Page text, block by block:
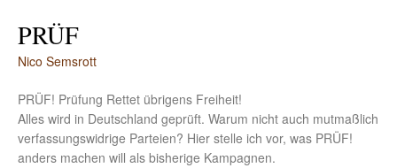
PRÜF
Nico Semsrott
PRÜF! Prüfung Rettet übrigens Freiheit!
Alles wird in Deutschland geprüft. Warum nicht auch mutmaßlich
verfassungswidrige Parteien? Hier stelle ich vor, was PRÜF!
anders machen will als bisherige Kampagnen.